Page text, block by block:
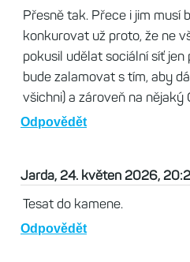
Přesně tak. Přece i jim musí
konkurovat už proto, že ne
pokusil udělat sociální síť jen
bude zalamovat s tím, aby
všichni) a zároveň na nějaký
Odpovědět
Jarda, 24. květen 2026,
Tesat do kamene.
Odpovědět